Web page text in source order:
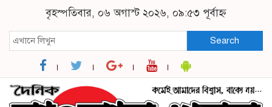
বৃহস্পতিবার, ০৬ অগাস্ট ২০২৬, ০৯:৫৩ পূর্বাহ্ন
Search